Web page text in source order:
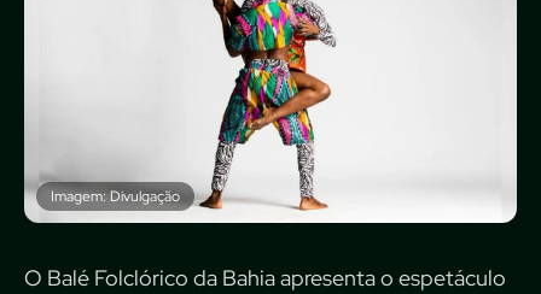
Imagem: Divulgação
O Balé Folclórico da Bahia apresenta o espetáculo